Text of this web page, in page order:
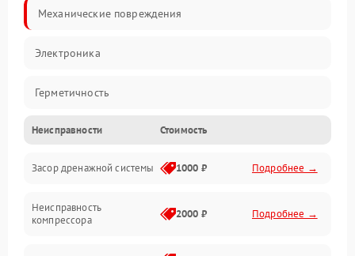
Механические повреждения
Электроника
Герметичность
Механика
Управление
Электропитание
Неисправности Стоимость
Засор дренажной системы 1000 ₽ Подробнее →
Неисправность
компрессора
2000 ₽ Подробнее →